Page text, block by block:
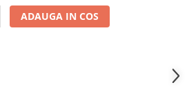
ADAUGA IN COS